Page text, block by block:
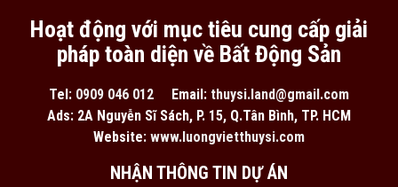
Hoạt động với mục tiêu cung cấp giải
pháp toàn diện về Bất Động Sản
Tel: 0909 046 012 Email: thuysi.land@gmail.com
Ads: 2A Nguyễn Sĩ Sách, P. 15, Q.Tân Bình, TP. HCM
Website: www.luongvietthuysi.com
NHẬN THÔNG TIN DỰ ÁN